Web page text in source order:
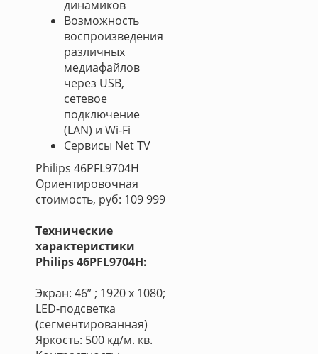
динамиков
Возможность
воспроизведения
различных
медиафайлов
через USB,
сетевое
подключение
(LAN) и Wi-Fi
Сервисы Net TV
Philips 46PFL9704H
Ориентировочная
стоимость, руб: 109 999
Технические
характеристики
Philips 46PFL9704H:
Экран: 46” ; 1920 х 1080;
LED-подсветка
(сегментированная)
Яркость: 500 кд/м. кв.